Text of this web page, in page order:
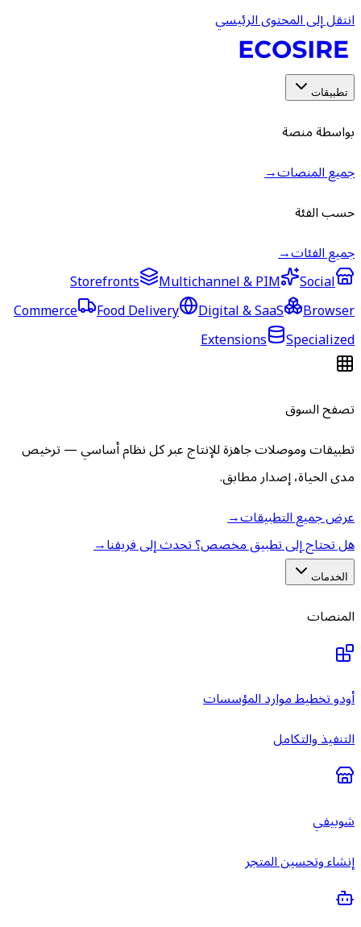
انتقل إلى المحتوى الرئيسي
تطبيقات
بواسطة منصة
جميع المنصات→
حسب الفئة
جميع الفئات→
Storefronts
Multichannel & PIM
Social
Commerce
Food Delivery Digital & SaaS
Browser
Extensions
Specialized
تصفح السوق
تطبيقات وموصلات جاهزة للإنتاج عبر كل نظام أساسي — ترخيص
مدى الحياة، إصدار مطابق.
عرض جميع التطبيقات→
هل تحتاج إلى تطبيق مخصص؟ تحدث إلى فريقنا→
الخدمات
المنصات
أودو تخطيط موارد المؤسسات
التنفيذ والتكامل
شوبيفي
إنشاء وتحسين المتجر